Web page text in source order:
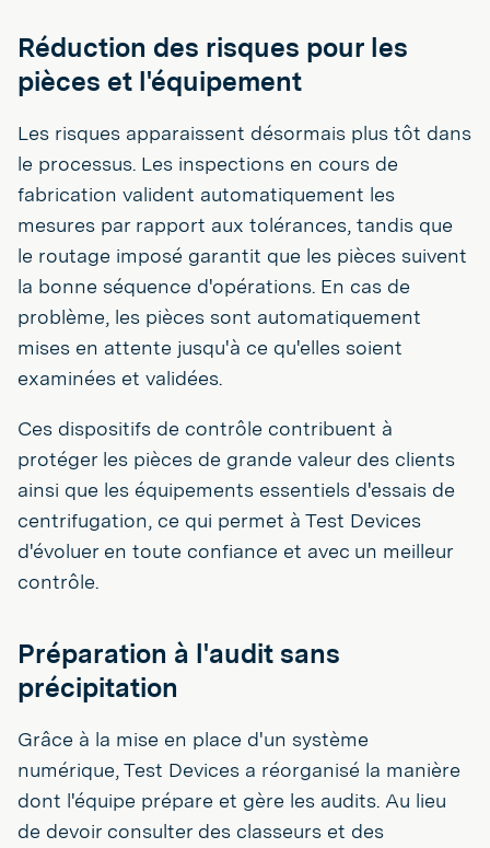
Réduction des risques pour les
pièces et l'équipement
Les risques apparaissent désormais plus tôt dans
le processus. Les inspections en cours de
fabrication valident automatiquement les
mesures par rapport aux tolérances, tandis que
le routage imposé garantit que les pièces suivent
la bonne séquence d'opérations. En cas de
problème, les pièces sont automatiquement
mises en attente jusqu'à ce qu'elles soient
examinées et validées.
Ces dispositifs de contrôle contribuent à
protéger les pièces de grande valeur des clients
ainsi que les équipements essentiels d'essais de
centrifugation, ce qui permet à Test Devices
d'évoluer en toute confiance et avec un meilleur
contrôle.
Préparation à l'audit sans
précipitation
Grâce à la mise en place d'un système
numérique, Test Devices a réorganisé la manière
dont l'équipe prépare et gère les audits. Au lieu
de devoir consulter des classeurs et des